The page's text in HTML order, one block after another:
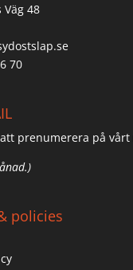
48
70
prenumerera på vårt
policies